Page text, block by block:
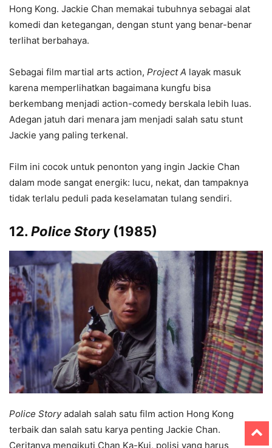
Hong Kong. Jackie Chan memakai tubuhnya sebagai alat
komedi dan ketegangan, dengan stunt yang benar-benar
terlihat berbahaya.
Sebagai film martial arts action, Project A layak masuk
karena memperlihatkan bagaimana kungfu bisa
berkembang menjadi action-comedy berskala lebih luas.
Adegan jatuh dari menara jam menjadi salah satu stunt
Jackie yang paling terkenal.
Film ini cocok untuk penonton yang ingin Jackie Chan
dalam mode sangat energik: lucu, nekat, dan tampaknya
tidak terlalu peduli pada keselamatan tulang sendiri.
12. Police Story(1985)
Police Storyadalah salah satu film action Hong Kong
terbaik dan salah satu karya penting Jackie Chan.
Ceritanya mengikuti Chan Ka-Kui, polisi yang harus